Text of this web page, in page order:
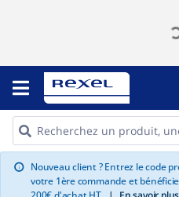
info Nouveau client ? Entrez le code
votre 1ère commande et